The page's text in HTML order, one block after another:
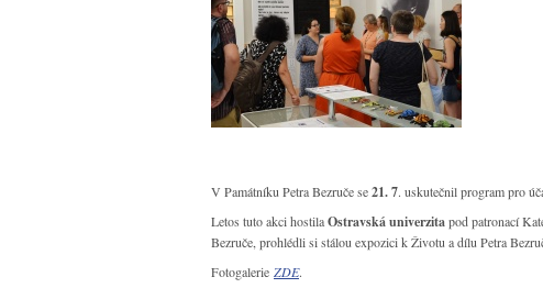
V Památníku Petra Bezruče se21. 7. uskutečnil program pro
Letos tuto akci hostilaOstravská univerzitapod patronací
Bezruče, prohlédli si stálou expozici k Životu a dílu Petra
Fotogalerie ZDE.